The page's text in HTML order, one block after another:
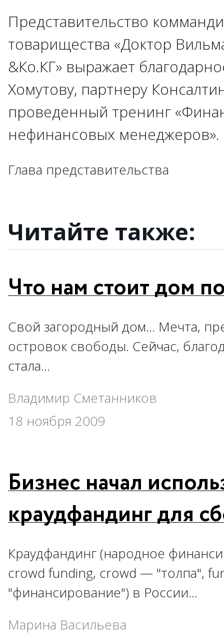
Представительство
товарищества «Доктор
&Ко.КГ» выражает
Хомутову, партнеру
проведенный тренинг
нефинансовых
Глава представительства
→
→
→
→
→
→
→
→
→
→
→
→
→
→
→
→
→
→
→
→
→
→
→
→
→
→
→
→
→
→
→
→
→
→
→
→
Читайте также:
Что нам стоит дом
Свой загородный дом… Мечта,
островок свободы. Сейчас,
стала…
Владимир Сметанников
18 ноября 2009
Бизнес начал
краудфандинг для
Краудфандинг (народное
сrowd funding, сrowd — "толпа",
"финансирование") в России…
Марина Васильева